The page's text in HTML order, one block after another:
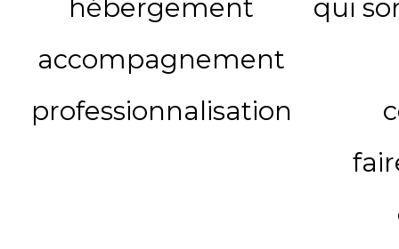
hébergement
accompagnement
professionnalisation
qui